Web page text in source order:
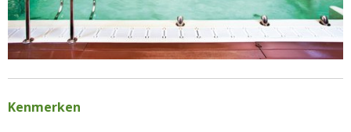
Kenmerken